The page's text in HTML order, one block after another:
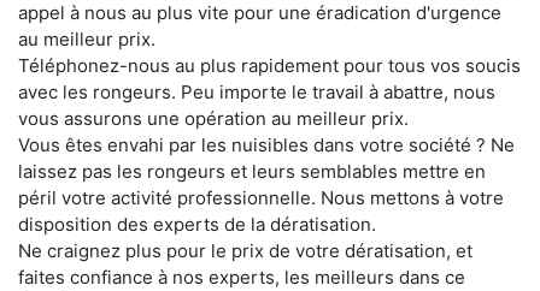
appel à nous au plus vite pour une éradication d'urgence
au meilleur prix.
Téléphonez-nous au plus rapidement pour tous vos soucis
avec les rongeurs. Peu importe le travail à abattre, nous
vous assurons une opération au meilleur prix.
Vous êtes envahi par les nuisibles dans votre société ? Ne
laissez pas les rongeurs et leurs semblables mettre en
péril votre activité professionnelle. Nous mettons à votre
disposition des experts de la dératisation.
Ne craignez plus pour le prix de votre dératisation, et
faites confiance à nos experts, les meilleurs dans ce